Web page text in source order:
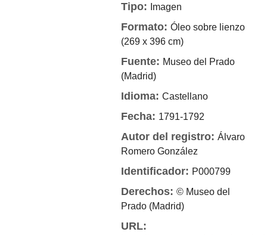
Tipo: Imagen
Formato:Óleo sobre lienzo
(269 x 396 cm)
Fuente: Museo del Prado
(Madrid)
Idioma:Castellano
Fecha: 1791-1792
Autor del registro:Álvaro
Romero González
Identificador: P000799
Derechos:© Museo del
Prado (Madrid)
URL: